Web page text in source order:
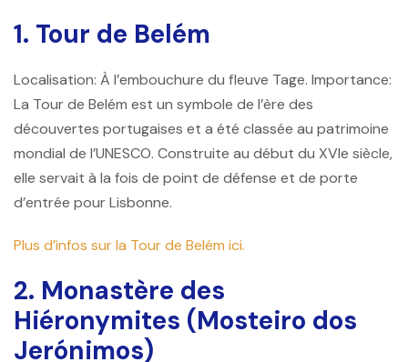
1. Tour de Belém
Localisation: À l’embouchure du fleuve Tage. Importance:
La Tour de Belém est un symbole de l’ère des
découvertes portugaises et a été classée au patrimoine
mondial de l’UNESCO. Construite au début du XVIe siècle,
elle servait à la fois de point de défense et de porte
d’entrée pour Lisbonne.
Plus d’infos sur la Tour de Belém ici.
2. Monastère des
Hiéronymites (Mosteiro dos
Jerónimos)